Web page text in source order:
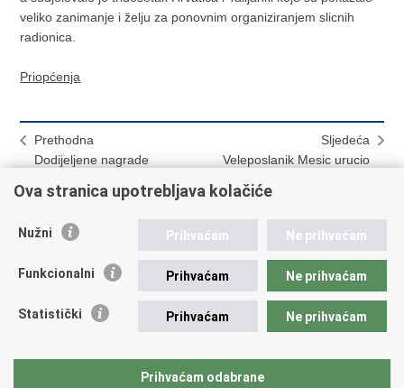
veliko zanimanje i želju za ponovnim organiziranjem slicnih
radionica.
Priopćenja
Prethodna
Dodijeljene nagrade
Sljedeća
Veleposlanik Mesic urucio
regentima u Republici San
Ova stranica upotrebljava kolačiće
Nužni Prihvaćam Ne prihvaćam
Funkcionalni Prihvaćam Ne prihvaćam
Statistički Prihvaćam Ne prihvaćam
Prihvaćam odabrane